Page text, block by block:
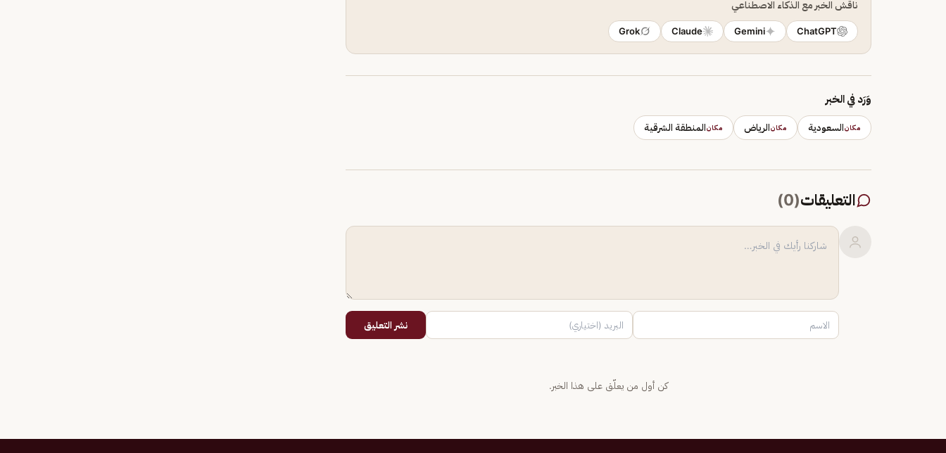
ناقش الخبر مع الذكاء الاصطناعي
ChatGPT
Gemini
Claude
Grok
وَرَد في الخبر
مكانالسعودية مكانالرياض مكانالمنطقة الشرقية
التعليقات(
0
)
نشر التعليق
كن أول من يعلّق على هذا الخبر.